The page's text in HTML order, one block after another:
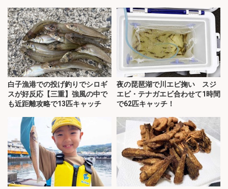
白子漁港での投げ釣りでシロギ
スが好反応【三重】強風の中で
も近距離攻略で13匹キャッチ
夜の琵琶湖で川エビ掬い スジ
エビ・テナガエビ合わせて1時間
で62匹キャッチ！